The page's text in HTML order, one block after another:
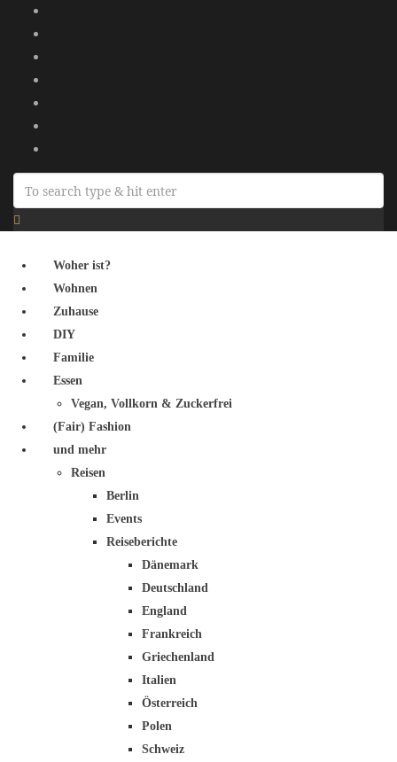
Woher ist?
Wohnen
Zuhause
DIY
Familie
Essen
Vegan, Vollkorn & Zuckerfrei
(Fair) Fashion
und mehr
Reisen
Berlin
Events
Reiseberichte
Dänemark
Deutschland
England
Frankreich
Griechenland
Italien
Österreich
Polen
Schweiz